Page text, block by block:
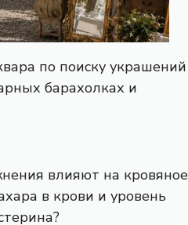
по поиску украшений
барахолках и